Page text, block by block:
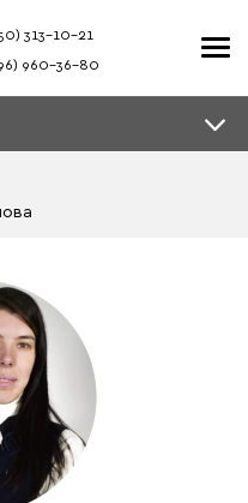
313–10-21
960–36-80